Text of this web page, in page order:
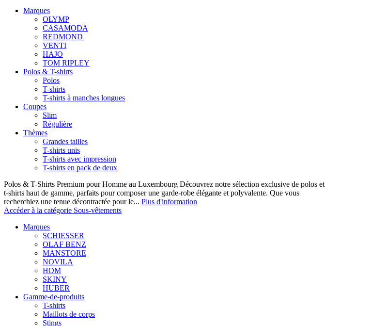
Marques
OLYMP
CASAMODA
REDMOND
VENTI
HAJO
TOM RIPLEY
Polos & T-shirts
Polos
T-shirts
T-shirts à manches longues
Coupes
Slim
Régulière
Thèmes
Grandes tailles
T-shirts unis
T-shirts avec impression
T-shirts en pack de deux
Polos & T-Shirts Premium pour Homme au Luxembourg Découvrez notre sélection exclusive de polos et
t-shirts haut de gamme, parfaits pour composer une garde-robe élégante et polyvalente. Que vous
recherchiez une tenue décontractée pour le... Plus d'information
Accéder à la catégorie Sous-vêtements
Marques
SCHIESSER
OLAF BENZ
MANSTORE
NOVILA
HOM
SKINY
HUBER
Gamme-de-produits
T-shirts
Maillots de corps
Stings